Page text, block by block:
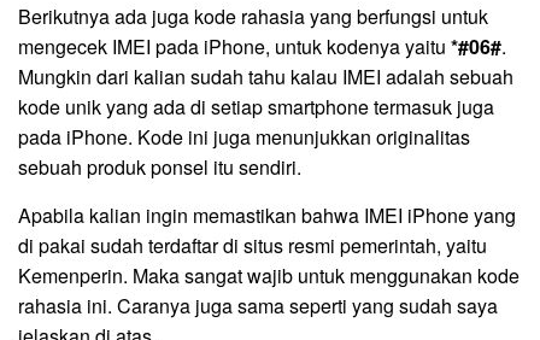
Berikutnya ada juga kode rahasia yang berfungsi untuk
mengecek IMEI pada iPhone, untuk kodenya yaitu *#06#.
Mungkin dari kalian sudah tahu kalau IMEI adalah sebuah
kode unik yang ada di setiap smartphone termasuk juga
pada iPhone. Kode ini juga menunjukkan originalitas
sebuah produk ponsel itu sendiri.
Apabila kalian ingin memastikan bahwa IMEI iPhone yang
di pakai sudah terdaftar di situs resmi pemerintah, yaitu
Kemenperin. Maka sangat wajib untuk menggunakan kode
rahasia ini. Caranya juga sama seperti yang sudah saya